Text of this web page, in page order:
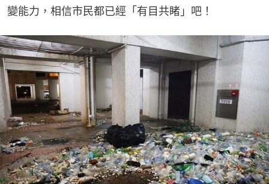
變能力，相信市民都已經「有目共睹」吧！